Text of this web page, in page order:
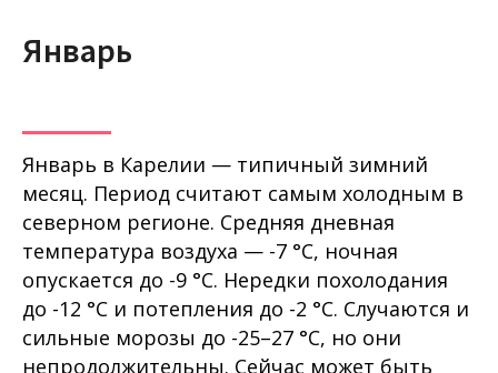
Январь
Январь в Карелии — типичный зимний
месяц. Период считают самым холодным в
северном регионе. Средняя дневная
температура воздуха — -7 °C, ночная
опускается до -9 °C. Нередки похолодания
до -12 °C и потепления до -2 °C. Случаются и
сильные морозы до -25–27 °C, но они
непродолжительны. Сейчас может быть